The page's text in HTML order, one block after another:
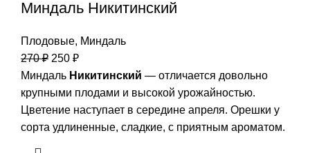
Миндаль Никитинский
Плодовые, Миндаль
270₽ 250 ₽
Миндаль Никитинский — отличается довольно
крупными плодами и высокой урожайностью.
Цветение наступает в середине апреля. Орешки у
сорта удлиненные, сладкие, с приятным ароматом.